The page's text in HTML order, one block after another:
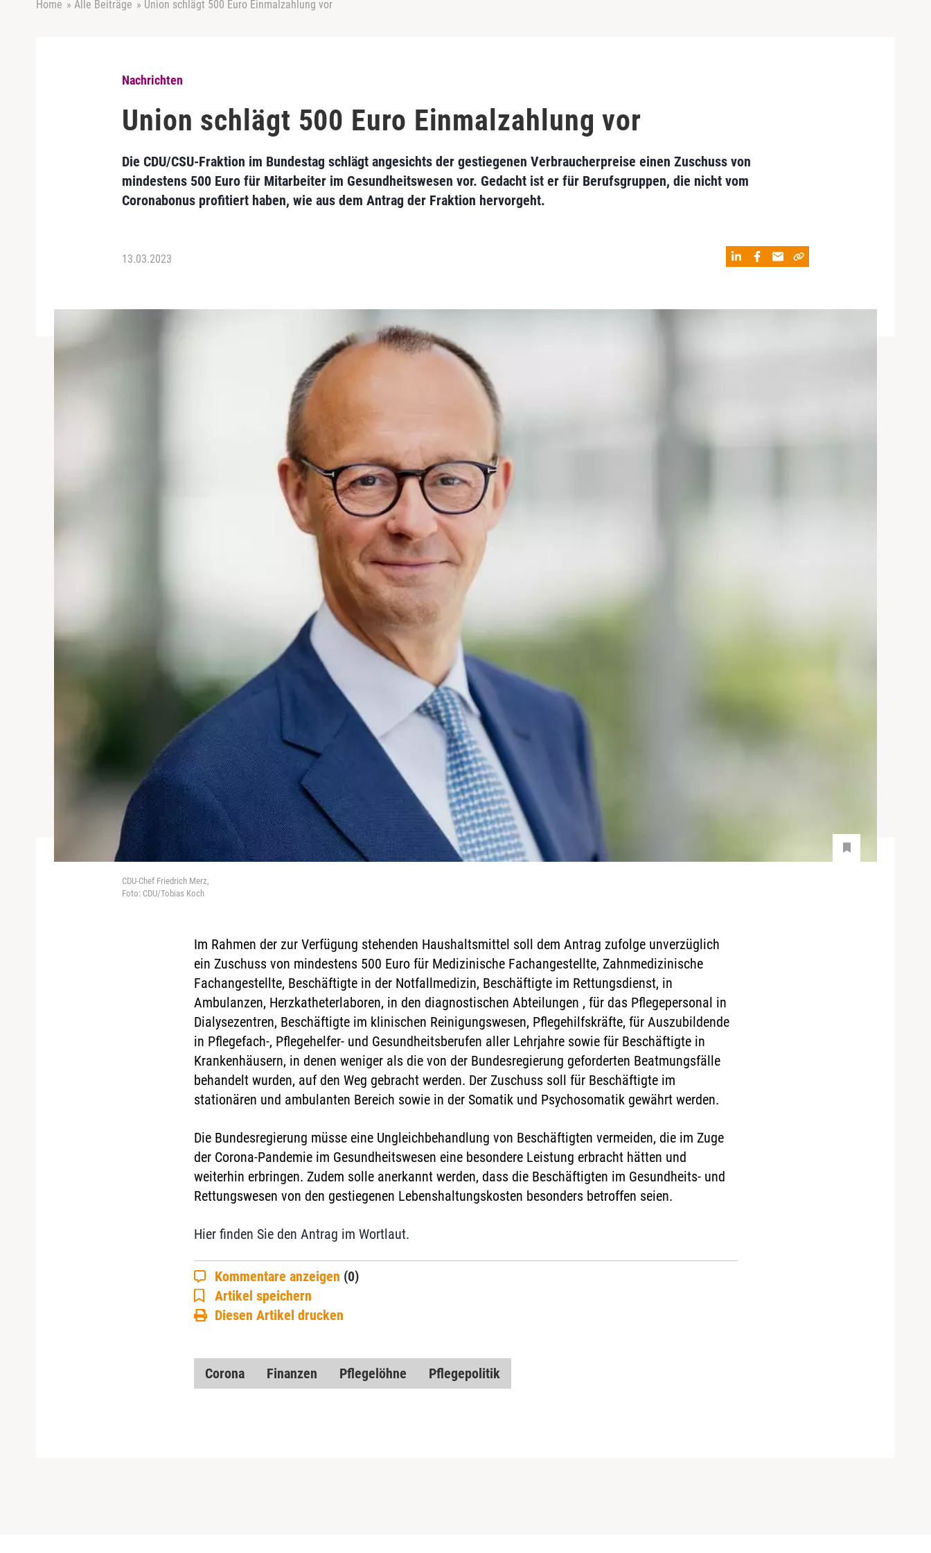
Home » Alle Beiträge » Union schlägt 500 Euro Einmalzahlung vor
Nachrichten
Union schlägt 500 Euro Einmalzahlung vor
Die CDU/CSU-Fraktion im Bundestag schlägt angesichts der gestiegenen Verbraucherpreise einen Zuschuss von
mindestens 500 Euro für Mitarbeiter im Gesundheitswesen vor. Gedacht ist er für Berufsgruppen, die nicht vom
Coronabonus profitiert haben, wie aus dem Antrag der Fraktion hervorgeht.
13.03.2023
CDU-Chef Friedrich Merz,
Foto: CDU/Tobias Koch
Im Rahmen der zur Verfügung stehenden Haushaltsmittel soll dem Antrag zufolge unverzüglich
ein Zuschuss von mindestens 500 Euro für Medizinische Fachangestellte, Zahnmedizinische
Fachangestellte, Beschäftigte in der Notfallmedizin, Beschäftigte im Rettungsdienst, in
Ambulanzen, Herzkatheterlaboren, in den diagnostischen Abteilungen , für das Pflegepersonal in
Dialysezentren, Beschäftigte im klinischen Reinigungswesen, Pflegehilfskräfte, für Auszubildende
in Pflegefach-, Pflegehelfer- und Gesundheitsberufen aller Lehrjahre sowie für Beschäftigte in
Krankenhäusern, in denen weniger als die von der Bundesregierung geforderten Beatmungsfälle
behandelt wurden, auf den Weg gebracht werden. Der Zuschuss soll für Beschäftigte im
stationären und ambulanten Bereich sowie in der Somatik und Psychosomatik gewährt werden.
Die Bundesregierung müsse eine Ungleichbehandlung von Beschäftigten vermeiden, die im Zuge
der Corona-Pandemie im Gesundheitswesen eine besondere Leistung erbracht hätten und
weiterhin erbringen. Zudem solle anerkannt werden, dass die Beschäftigten im Gesundheits- und
Rettungswesen von den gestiegenen Lebenshaltungskosten besonders betroffen seien.
Hier finden Sie den Antrag im Wortlaut.
Kommentare anzeigen (0)
Artikel speichern
Diesen Artikel drucken
Corona Finanzen Pflegelöhne Pflegepolitik